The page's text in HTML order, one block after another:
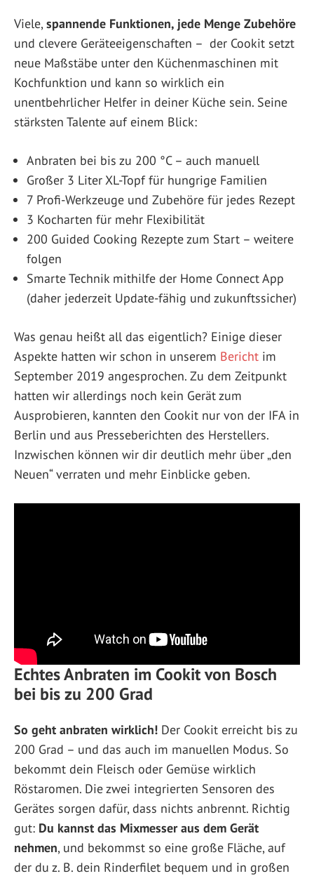
Viele,spannende Funktionen, jede Menge Zubehöre
und clevere Geräteeigenschaften – der Cookit setzt
neue Maßstäbe unter den Küchenmaschinen mit
Kochfunktion und kann so wirklich ein
unentbehrlicher Helfer in deiner Küche sein. Seine
stärksten Talente auf einem Blick:
Anbraten bei bis zu 200 °C – auch manuell
Großer 3 Liter XL-Topf für hungrige Familien
7 Profi-Werkzeuge und Zubehöre für jedes Rezept
3 Kocharten für mehr Flexibilität
200 Guided Cooking Rezepte zum Start – weitere
folgen
Smarte Technik mithilfe der Home Connect App
(daher jederzeit Update-fähig und zukunftssicher)
Was genau heißt all das eigentlich? Einige dieser
Aspekte hatten wir schon in unserem Bericht im
September 2019 angesprochen. Zu dem Zeitpunkt
hatten wir allerdings noch kein Gerät zum
Ausprobieren, kannten den Cookit nur von der IFA in
Berlin und aus Presseberichten des Herstellers.
Inzwischen können wir dir deutlich mehr über „den
Neuen“ verraten und mehr Einblicke geben.
Echtes Anbraten im Cookit von Bosch
bei bis zu 200 Grad
So geht anbraten wirklich! Der Cookit erreicht bis zu
200 Grad – und das auch im manuellen Modus. So
bekommt dein Fleisch oder Gemüse wirklich
Röstaromen. Die zwei integrierten Sensoren des
Gerätes sorgen dafür, dass nichts anbrennt. Richtig
gut: Du kannst das Mixmesser aus dem Gerät
nehmen, und bekommst so eine große Fläche, auf
der du z. B. dein Rinderfilet bequem und in großen